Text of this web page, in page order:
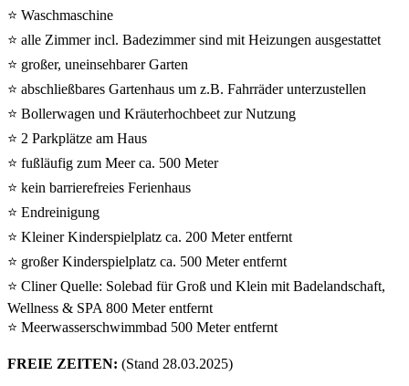
⭐ Waschmaschine
⭐ alle Zimmer incl. Badezimmer sind mit Heizungen ausgestattet
⭐ großer, uneinsehbarer Garten
⭐ abschließbares Gartenhaus um z.B. Fahrräder unterzustellen
⭐ Bollerwagen und Kräuterhochbeet zur Nutzung
⭐ 2 Parkplätze am Haus
⭐ fußläufig zum Meer ca. 500 Meter
⭐ kein barrierefreies Ferienhaus
⭐ Endreinigung
⭐ Kleiner Kinderspielplatz ca. 200 Meter entfernt
⭐ großer Kinderspielplatz ca. 500 Meter entfernt
⭐ Cliner Quelle: Solebad für Groß und Klein mit Badelandschaft,
Wellness & SPA 800 Meter entfernt
⭐ Meerwasserschwimmbad 500 Meter entfernt
FREIE ZEITEN: (Stand 28.03.2025)